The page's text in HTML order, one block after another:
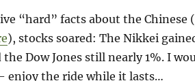
“hard” facts about the Chinese (
), stocks soared: The Nikkei
the Dow Jones still nearly 1%. I
enjoy the ride while it lasts…